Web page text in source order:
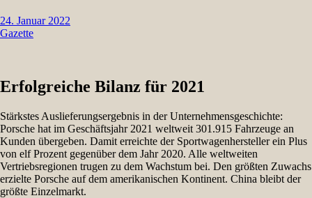
24. Januar 2022
Gazette
Erfolgreiche Bilanz für 2021
Stärkstes Auslieferungsergebnis in der Unternehmensgeschichte:
Porsche hat im Geschäftsjahr 2021 weltweit 301.915 Fahrzeuge an
Kunden übergeben. Damit erreichte der Sportwagenhersteller ein Plus
von elf Prozent gegenüber dem Jahr 2020. Alle weltweiten
Vertriebsregionen trugen zu dem Wachstum bei. Den größten Zuwachs
erzielte Porsche auf dem amerikanischen Kontinent. China bleibt der
größte Einzelmarkt.